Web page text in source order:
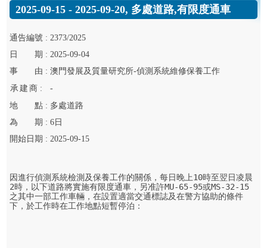
2025-09-15 - 2025-09-20, 多處道路,有限度通車
通告編號 :2373/2025
日
期 :2025-09-04
事
由 :澳門發展及質量研究所-偵測系統維修保養工作
承建 商 :
-
地
點 : 多處道路
為
期 :6 日
開始 日期 :2025-09-15
因進行偵測系統檢測及保養工作的關係，每日晚上10時至翌日凌晨
2時，以下道路將實施有限度通車，另准許MU-65-95或MS-32-15
之其中一部工作車輛，在設置適當交通標誌及在警方協助的條件
下，於工作時在工作地點短暫停泊：